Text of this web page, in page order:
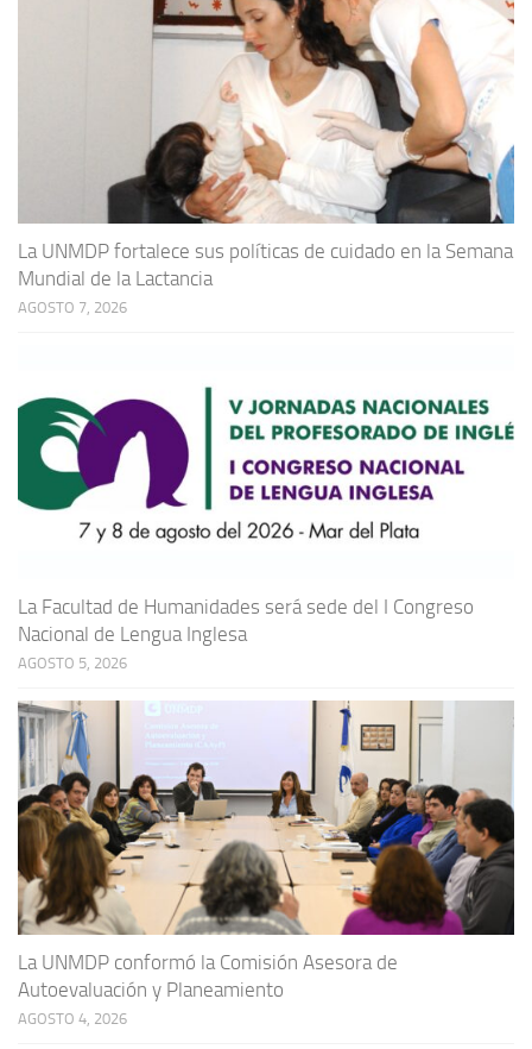
La UNMDP fortalece sus políticas de cuidado en la Semana
Mundial de la Lactancia
AGOSTO 7, 2026
La Facultad de Humanidades será sede del I Congreso
Nacional de Lengua Inglesa
AGOSTO 5, 2026
La UNMDP conformó la Comisión Asesora de
Autoevaluación y Planeamiento
AGOSTO 4, 2026